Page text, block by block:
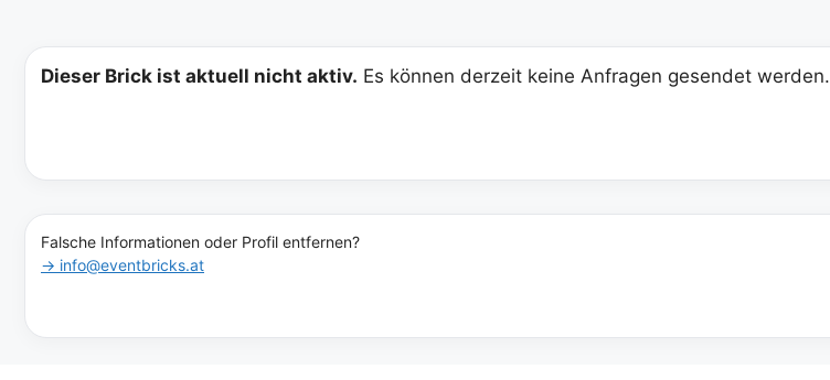
Dieser Brick ist aktuell nicht aktiv. Es können derzeit keine Anfragen gesendet werden.
Falsche Informationen oder Profil entfernen?
→ info@eventbricks.at